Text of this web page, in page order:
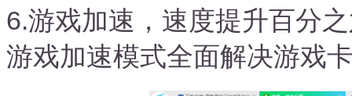
6.游戏加速，速度提升百分
游戏加速模式全面解决游戏